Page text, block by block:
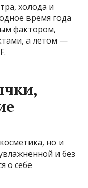
холода и
время года
фактором,
а летом —
но и
и без
о себе